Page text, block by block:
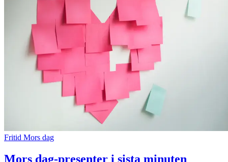
Fritid Mors dag
Mors dag-presenter i sista minuten